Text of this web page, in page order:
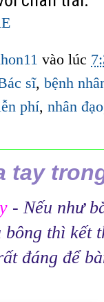
vào lúc
sĩ,bệnh
phí,nhân đạo
tay
-Nếu như
bông thì kết
đáng để